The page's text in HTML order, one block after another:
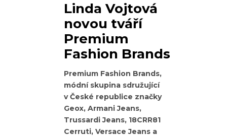
Linda Vojtová
novou tváří
Premium
Fashion Brands
Premium Fashion Brands,
módní skupina sdružující
v České republice značky
Geox, Armani Jeans,
Trussardi Jeans, 18CRR81
Cerruti, Versace Jeans a